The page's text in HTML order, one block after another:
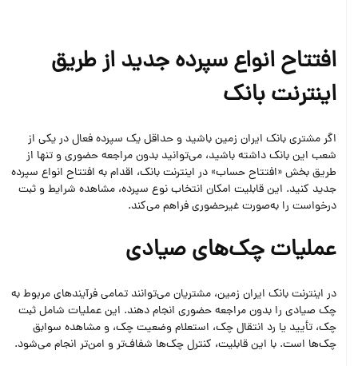
افتتاح انواع سپرده جدید از طریق
اینترنت‌ بانک
اگر مشتری بانک ایران‌ زمین باشید و حداقل یک سپرده فعال در یکی از
شعب این بانک داشته باشید، می‌توانید بدون مراجعه حضوری و تنها از
طریق بخش «افتتاح حساب» در اینترنت‌ بانک، اقدام به افتتاح انواع سپرده
جدید کنید. این قابلیت امکان انتخاب نوع سپرده، مشاهده شرایط و ثبت
درخواست را به‌صورت غیرحضوری فراهم می‌کند.
عملیات چک‌های صیادی
در اینترنت‌ بانک ایران‌ زمین، مشتریان می‌توانند تمامی فرآیندهای مربوط به
چک صیادی را بدون مراجعه حضوری انجام دهند. این عملیات شامل ثبت
چک، تأیید یا رد انتقال چک، استعلام وضعیت چک، و مشاهده سوابق
چک‌ها است. با این قابلیت، کنترل چک‌ها شفاف‌تر و امن‌تر انجام می‌شود.